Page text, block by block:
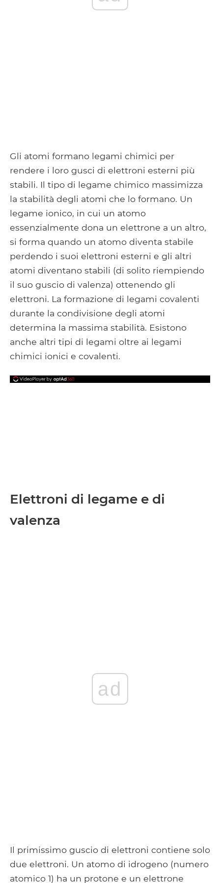
Gli atomi formano legami chimici per
rendere i loro gusci di elettroni esterni più
stabili. Il tipo di legame chimico massimizza
la stabilità degli atomi che lo formano. Un
legame ionico, in cui un atomo
essenzialmente dona un elettrone a un altro,
si forma quando un atomo diventa stabile
perdendo i suoi elettroni esterni e gli altri
atomi diventano stabili (di solito riempiendo
il suo guscio di valenza) ottenendo gli
elettroni. La formazione di legami covalenti
durante la condivisione degli atomi
determina la massima stabilità. Esistono
anche altri tipi di legami oltre ai legami
chimici ionici e covalenti.
Elettroni di legame e di
valenza
ad
Il primissimo guscio di elettroni contiene solo
due elettroni. Un atomo di idrogeno (numero
atomico 1) ha un protone e un elettrone